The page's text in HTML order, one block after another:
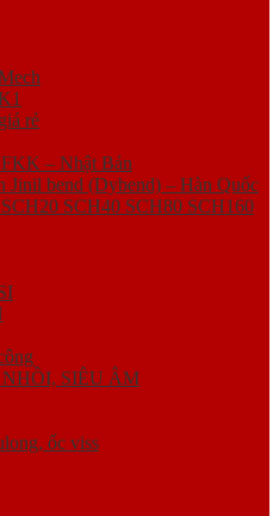
rẻ
– Nhật Bản
Jinil bend (Dybend) – Hàn Quốc
SCH40 SCH80 SCH160
SIÊU ÂM
ốc viss